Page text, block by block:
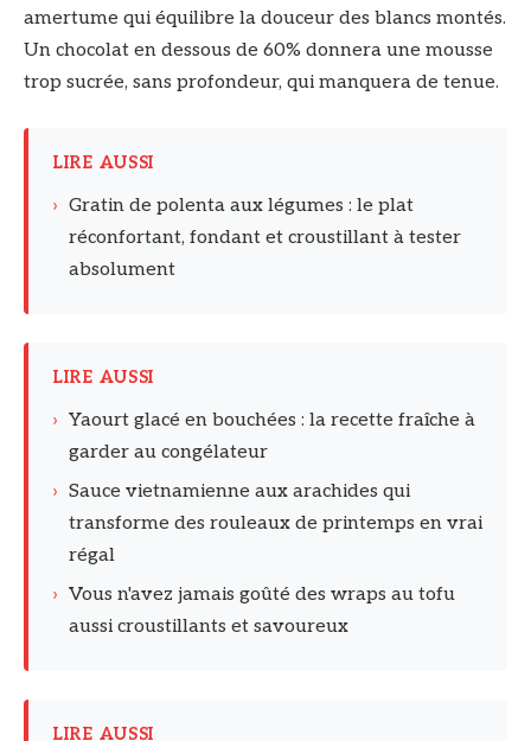
amertume qui équilibre la douceur des blancs montés.
Un chocolat en dessous de 60% donnera une mousse
trop sucrée, sans profondeur, qui manquera de tenue.
LIRE AUSSI
› Gratin de polenta aux légumes : le plat
réconfortant, fondant et croustillant à tester
absolument
LIRE AUSSI
› Yaourt glacé en bouchées : la recette fraîche à
garder au congélateur
› Sauce vietnamienne aux arachides qui
transforme des rouleaux de printemps en vrai
régal
› Vous n'avez jamais goûté des wraps au tofu
aussi croustillants et savoureux
LIRE AUSSI